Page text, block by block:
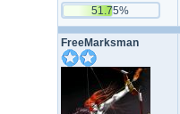
51.75%
FreeMarksman